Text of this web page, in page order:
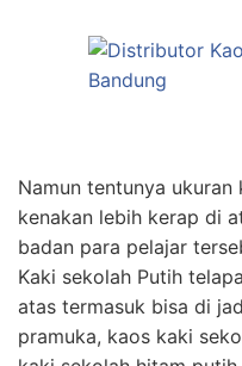
Namun tentunya
kenakan lebih kerap di
badan para pelajar
Kaki sekolah Putih
atas termasuk bisa di
pramuka, kaos kaki